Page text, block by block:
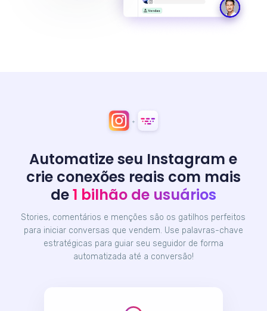
Automatize seu Instagram e
crie conexões reais com mais
de1 bilhão de usuários
Stories, comentários e menções são os gatilhos perfeitos
para iniciar conversas que vendem. Use palavras-chave
estratégicas para guiar seu seguidor de forma
automatizada até a conversão!